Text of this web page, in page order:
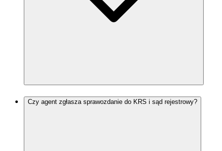
Czy agent zgłasza sprawozdanie do KRS i sąd rejestrowy?